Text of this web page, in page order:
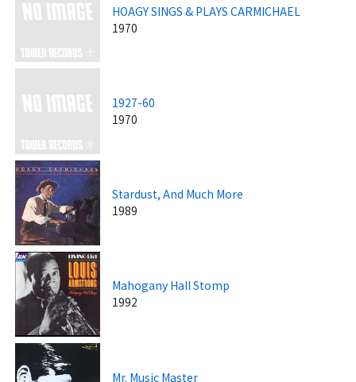
HOAGY SINGS & PLAYS CARMICHAEL
1970
1927-60
1970
Stardust, And Much More
1989
Mahogany Hall Stomp
1992
Mr. Music Master